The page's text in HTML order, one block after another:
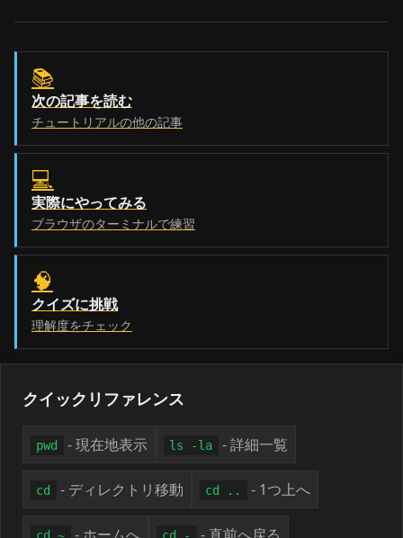
📚
次の記事を読む
チュートリアルの他の記事
💻
実際にやってみる
ブラウザのターミナルで練習
🧠
クイズに挑戦
理解度をチェック
クイックリファレンス
pwd - 現在地表示 ls -la - 詳細一覧
cd - ディレクトリ移動 cd .. - 1つ上へ